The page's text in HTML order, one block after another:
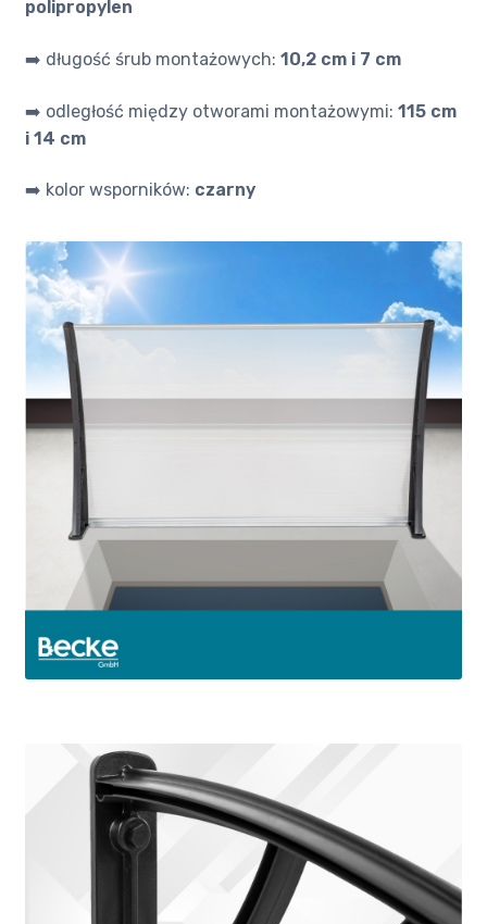
polipropylen
➡️ długość śrub montażowych: 10,2 cm i 7 cm
➡️ odległość między otworami montażowymi: 115 cm
i 14 cm
➡️ kolor wsporników: czarny